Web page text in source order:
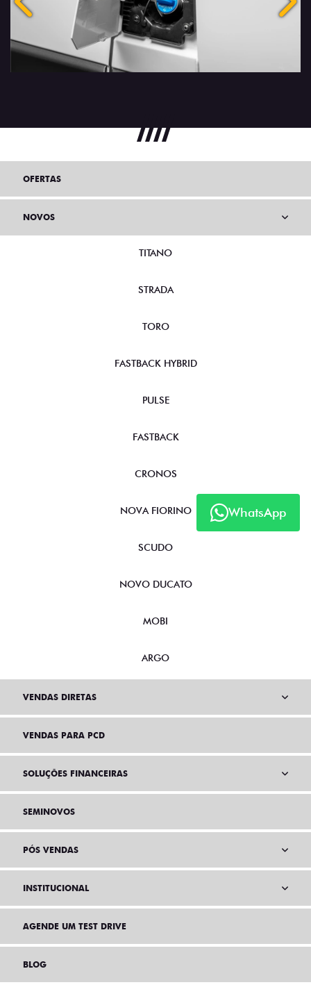
WhatsApp
OFERTAS
NOVOS
TITANO
STRADA
TORO
FASTBACK HYBRID
PULSE
FASTBACK
CRONOS
NOVA FIORINO
SCUDO
NOVO DUCATO
MOBI
ARGO
VENDAS DIRETAS
VENDAS PARA PCD
SOLUÇÕES FINANCEIRAS
SEMINOVOS
PÓS VENDAS
INSTITUCIONAL
AGENDE UM TEST DRIVE
BLOG